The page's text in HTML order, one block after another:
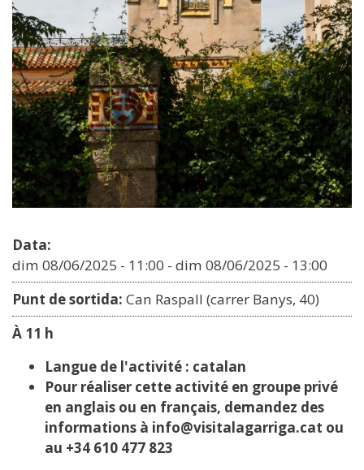
Data:
dim 08/06/2025 - 11:00 - dim 08/06/2025 - 13:00
Punt de sortida: Can Raspall (carrer Banys, 40)
À 11 h
Langue de l'activité : catalan
Pour réaliser cette activité en groupe privé
en anglais ou en français, demandez des
informations à info@visitalagarriga.cat ou
au +34 610 477 823